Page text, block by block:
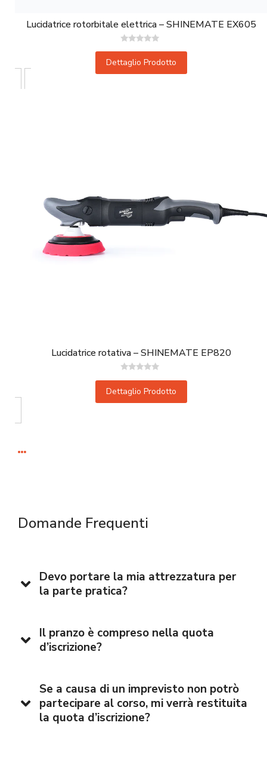
Lucidatrice rotorbitale elettrica – SHINEMATE EX605
0
su
5
Dettaglio Prodotto
Lucidatrice rotativa – SHINEMATE EP820
su
5
Dettaglio Prodotto
Domande Frequenti
Devo portare la mia attrezzatura per
la parte pratica?
Il pranzo è compreso nella quota
d’iscrizione?
Se a causa di un imprevisto non potrò
partecipare al corso, mi verrà restituita
la quota d’iscrizione?